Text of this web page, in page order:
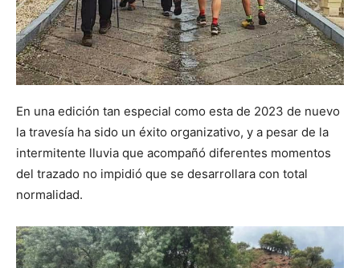
En una edición tan especial como esta de 2023 de nuevo
la travesía ha sido un éxito organizativo, y a pesar de la
intermitente lluvia que acompañó diferentes momentos
del trazado no impidió que se desarrollara con total
normalidad.